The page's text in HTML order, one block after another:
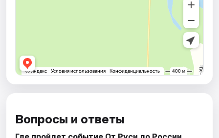
Вопросы и ответы